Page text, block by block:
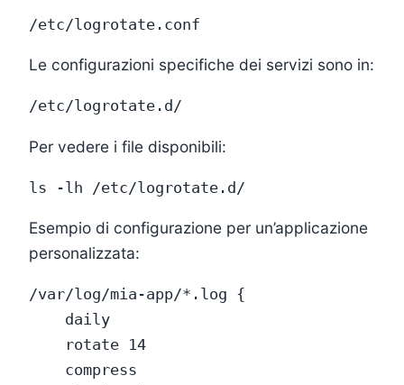
Le configurazioni specifiche dei servizi sono in:
Per vedere i file disponibili:
Esempio di configurazione per un’applicazione
personalizzata:
/var/log/mia-app/*.log {
    daily
    rotate 14
    compress